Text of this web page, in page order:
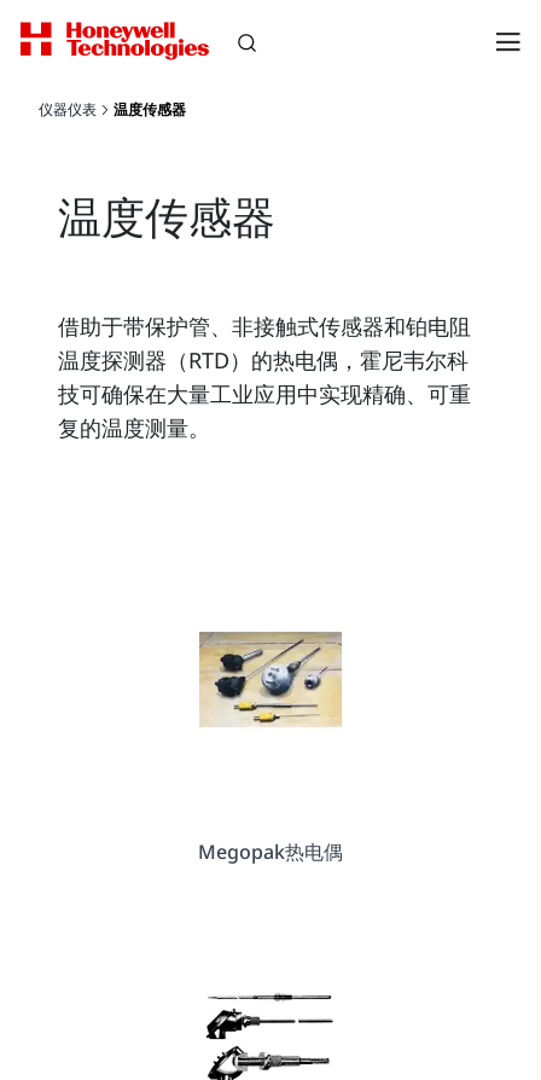
仪器仪表 温度传感器
温度传感器
借助于带保护管、非接触式传感器和铂电阻
温度探测器（RTD）的热电偶，霍尼韦尔科
技可确保在大量工业应用中实现精确、可重
复的温度测量。
Megopak热电偶